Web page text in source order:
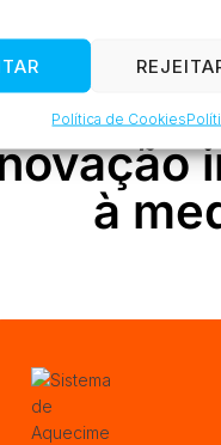
Política de Cookies
à